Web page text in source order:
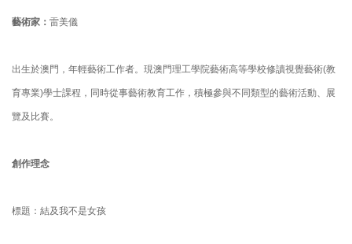
藝術家： 雷美儀
出生於澳門，年輕藝術工作者。現澳門理工學院藝術高等學校修讀視覺藝術(教
育專業)學士課程，同時從事藝術教育工作，積極參與不同類型的藝術活動、展
覽及比賽。
創作理念
標題：結及我不是女孩